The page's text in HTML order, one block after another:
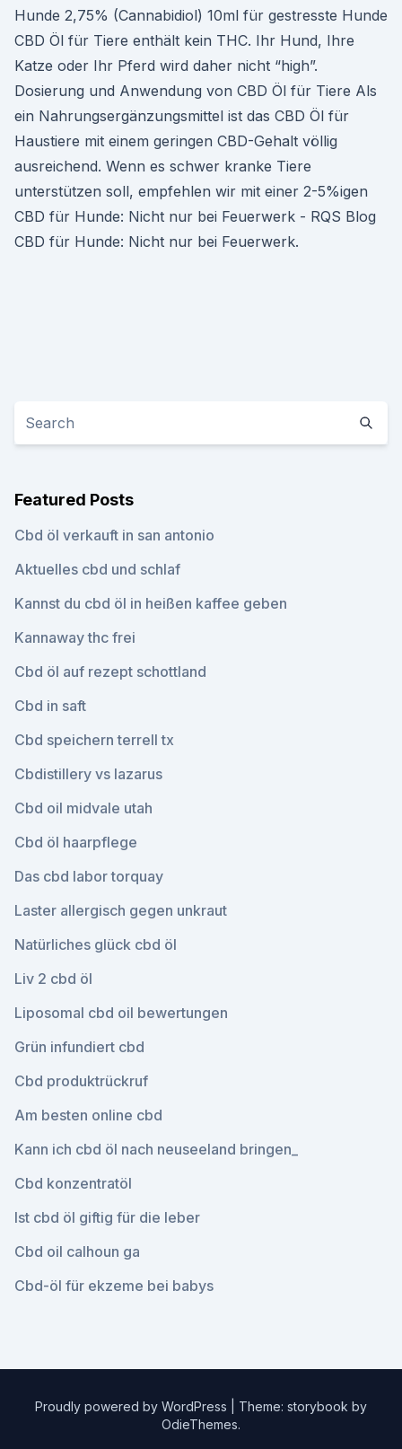
Hunde 2,75% (Cannabidiol) 10ml für gestresste Hunde
CBD Öl für Tiere enthält kein THC. Ihr Hund, Ihre
Katze oder Ihr Pferd wird daher nicht “high”.
Dosierung und Anwendung von CBD Öl für Tiere Als
ein Nahrungsergänzungsmittel ist das CBD Öl für
Haustiere mit einem geringen CBD-Gehalt völlig
ausreichend. Wenn es schwer kranke Tiere
unterstützen soll, empfehlen wir mit einer 2-5%igen
CBD für Hunde: Nicht nur bei Feuerwerk - RQS Blog
CBD für Hunde: Nicht nur bei Feuerwerk.
Featured Posts
Cbd öl verkauft in san antonio
Aktuelles cbd und schlaf
Kannst du cbd öl in heißen kaffee geben
Kannaway thc frei
Cbd öl auf rezept schottland
Cbd in saft
Cbd speichern terrell tx
Cbdistillery vs lazarus
Cbd oil midvale utah
Cbd öl haarpflege
Das cbd labor torquay
Laster allergisch gegen unkraut
Natürliches glück cbd öl
Liv 2 cbd öl
Liposomal cbd oil bewertungen
Grün infundiert cbd
Cbd produktrückruf
Am besten online cbd
Kann ich cbd öl nach neuseeland bringen_
Cbd konzentratöl
Ist cbd öl giftig für die leber
Cbd oil calhoun ga
Cbd-öl für ekzeme bei babys
Proudly powered by WordPress
Theme: storybook by
OdieThemes.